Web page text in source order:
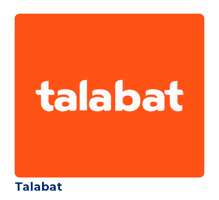
Talabat